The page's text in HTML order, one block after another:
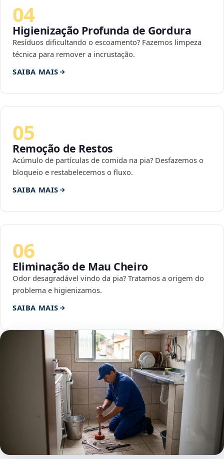
04
Higienização Profunda de Gordura
Resíduos dificultando o escoamento? Fazemos limpeza
técnica para remover a incrustação.
SAIBA MAIS
05
Remoção de Restos
Acúmulo de partículas de comida na pia? Desfazemos o
bloqueio e restabelecemos o fluxo.
SAIBA MAIS
06
Eliminação de Mau Cheiro
Odor desagradável vindo da pia? Tratamos a origem do
problema e higienizamos.
SAIBA MAIS